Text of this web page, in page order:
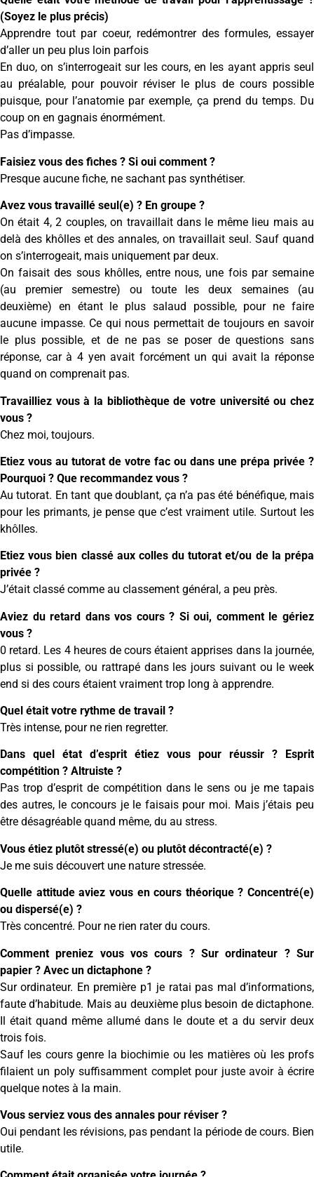
(Soyez le plus précis)
Apprendre tout par coeur, redémontrer des formules, essayer
d’aller un peu plus loin parfois
En duo, on s’interrogeait sur les cours, en les ayant appris seul
au préalable, pour pouvoir réviser le plus de cours possible
puisque, pour l’anatomie par exemple, ça prend du temps. Du
coup on en gagnais énormément.
Pas d’impasse.
Faisiez vous des fiches ? Si oui comment ?
Presque aucune fiche, ne sachant pas synthétiser.
Avez vous travaillé seul(e) ? En groupe ?
On était 4, 2 couples, on travaillait dans le même lieu mais au
delà des khôlles et des annales, on travaillait seul. Sauf quand
on s’interrogeait, mais uniquement par deux.
On faisait des sous khôlles, entre nous, une fois par semaine
(au premier semestre) ou toute les deux semaines (au
deuxième) en étant le plus salaud possible, pour ne faire
aucune impasse. Ce qui nous permettait de toujours en savoir
le plus possible, et de ne pas se poser de questions sans
réponse, car à 4 yen avait forcément un qui avait la réponse
quand on comprenait pas.
Travailliez vous à la bibliothèque de votre université ou chez
vous ?
Chez moi, toujours.
Etiez vous au tutorat de votre fac ou dans une prépa privée ?
Pourquoi ? Que recommandez vous ?
Au tutorat. En tant que doublant, ça n’a pas été bénéfique, mais
pour les primants, je pense que c’est vraiment utile. Surtout les
khôlles.
Etiez vous bien classé aux colles du tutorat et/ou de la prépa
privée ?
J’était classé comme au classement général, a peu près.
Aviez du retard dans vos cours ? Si oui, comment le gériez
vous ?
0 retard. Les 4 heures de cours étaient apprises dans la journée,
plus si possible, ou rattrapé dans les jours suivant ou le week
end si des cours étaient vraiment trop long à apprendre.
Quel était votre rythme de travail ?
Très intense, pour ne rien regretter.
Dans quel état d’esprit étiez vous pour réussir ? Esprit
compétition ? Altruiste ?
Pas trop d’esprit de compétition dans le sens ou je me tapais
des autres, le concours je le faisais pour moi. Mais j’étais peu
être désagréable quand même, du au stress.
Vous étiez plutôt stressé(e) ou plutôt décontracté(e) ?
Je me suis découvert une nature stressée.
Quelle attitude aviez vous en cours théorique ? Concentré(e)
ou dispersé(e) ?
Très concentré. Pour ne rien rater du cours.
Comment preniez vous vos cours ? Sur ordinateur ? Sur
papier ? Avec un dictaphone ?
Sur ordinateur. En première p1 je ratai pas mal d’informations,
faute d’habitude. Mais au deuxième plus besoin de dictaphone.
Il était quand même allumé dans le doute et a du servir deux
trois fois.
Sauf les cours genre la biochimie ou les matières où les profs
filaient un poly suffisamment complet pour juste avoir à écrire
quelque notes à la main.
Vous serviez vous des annales pour réviser ?
Oui pendant les révisions, pas pendant la période de cours. Bien
utile.